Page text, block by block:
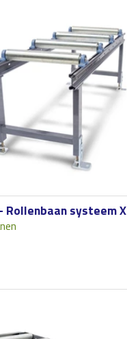
Rollenbaan systeem X